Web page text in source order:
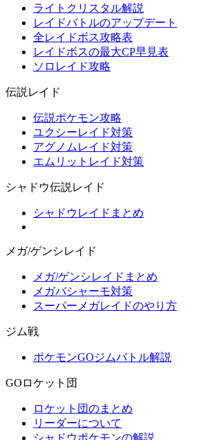
ライトクリスタル解説
レイドバトルのアップデート
全レイドボス攻略表
レイドボスの最大CP早見表
ソロレイド攻略
伝説レイド
伝説ポケモン攻略
ユクシーレイド対策
アグノムレイド対策
エムリットレイド対策
シャドウ伝説レイド
シャドウレイドまとめ
メガ/ゲンシレイド
メガ/ゲンシレイドまとめ
メガバシャーモ対策
スーパーメガレイドのやり方
ジム戦
ポケモンGOジムバトル解説
GOロケット団
ロケット団のまとめ
リーダーについて
シャドウポケモンの解説